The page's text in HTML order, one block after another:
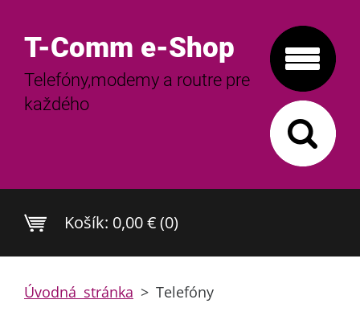
T-Comm e-Shop
Telefóny,modemy a routre pre
každého
Košík: 0,00 € (0)
Úvodná stránka > Telefóny